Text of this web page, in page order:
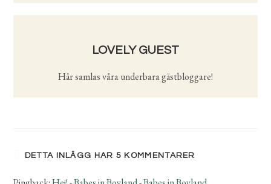
LOVELY GUEST
Här samlas våra underbara gästbloggare!
DETTA INLÄGG HAR 5 KOMMENTARER